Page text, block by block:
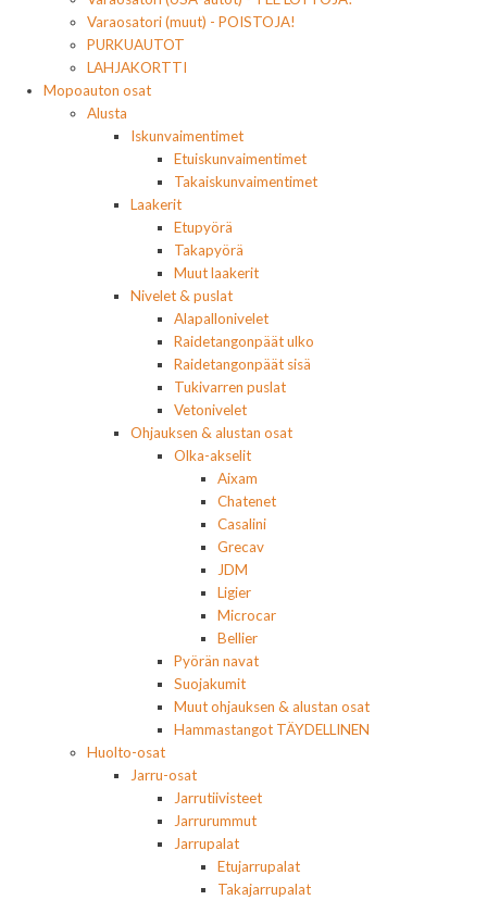
Varaosatori (muut) - POISTOJA!
PURKUAUTOT
LAHJAKORTTI
Mopoauton osat
Alusta
Iskunvaimentimet
Etuiskunvaimentimet
Takaiskunvaimentimet
Laakerit
Etupyörä
Takapyörä
Muut laakerit
Nivelet & puslat
Alapallonivelet
Raidetangonpäät ulko
Raidetangonpäät sisä
Tukivarren puslat
Vetonivelet
Ohjauksen & alustan osat
Olka-akselit
Aixam
Chatenet
Casalini
Grecav
JDM
Ligier
Microcar
Bellier
Pyörän navat
Suojakumit
Muut ohjauksen & alustan osat
Hammastangot TÄYDELLINEN
Huolto-osat
Jarru-osat
Jarrutiivisteet
Jarrurummut
Jarrupalat
Etujarrupalat
Takajarrupalat